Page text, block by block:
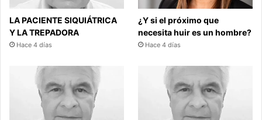
LA PACIENTE SIQUIÁTRICA
Y LA TREPADORA
Hace 4 días
¿Y si el próximo que
necesita huir es un hombre?
Hace 4 días